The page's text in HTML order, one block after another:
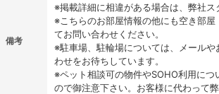
備考
※掲載詳細に相違がある場合は、弊社ス
※こちらのお部屋情報の他にも空き部
てお問い合わせください。
※駐車場、駐輪場については、メール
わせをお待ちしています。
※ペット相談可の物件やSOHO利用に
ので御注意下さい。お客様に代わって